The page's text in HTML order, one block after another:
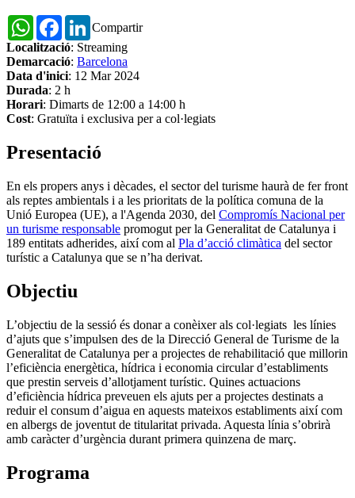
Compartir
WhatsAppFacebookLinkedIn
Localització: Streaming
Demarcació: Barcelona
Data d'inici: 12 Mar 2024
Durada: 2 h
Horari: Dimarts de 12:00 a 14:00 h
Cost: Gratuïta i exclusiva per a col·legiats
Presentació
En els propers anys i dècades, el sector del turisme haurà de fer front
als reptes ambientals i a les prioritats de la política comuna de la
Unió Europea (UE), a l'Agenda 2030, del Compromís Nacional per
un turisme responsable promogut per la Generalitat de Catalunya i
189 entitats adherides, així com al Pla d’acció climàtica del sector
turístic a Catalunya que se n’ha derivat.
Objectiu
L’objectiu de la sessió és donar a conèixer als col·legiats les línies
d’ajuts que s’impulsen des de la Direcció General de Turisme de la
Generalitat de Catalunya per a projectes de rehabilitació que millorin
l’eficiència energètica, hídrica i economia circular d’establiments
que prestin serveis d’allotjament turístic. Quines actuacions
d’eficiència hídrica preveuen els ajuts per a projectes destinats a
reduir el consum d’aigua en aquests mateixos establiments així com
en albergs de joventut de titularitat privada. Aquesta línia s’obrirà
amb caràcter d’urgència durant primera quinzena de març.
Programa